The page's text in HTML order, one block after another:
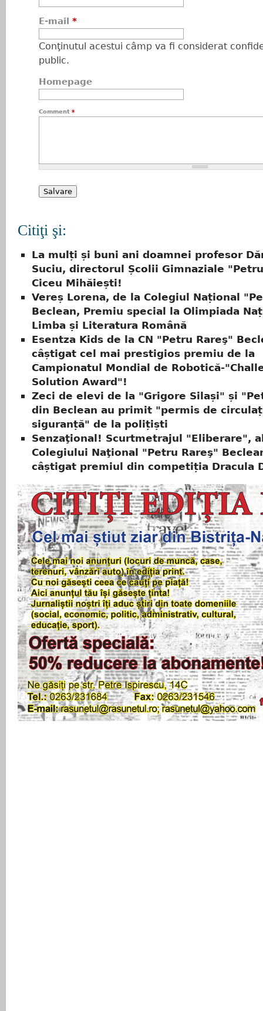
E-mail *
Conţinutul acestui câmp va fi considerat
public.
Homepage
Comment *
Citiţi şi:
La mulți și buni ani doamnei profesor
Suciu, directorul Școlii Gimnaziale
Ciceu Mihăiești!
Vereș Lorena, de la Colegiul Național
Beclean, Premiu special la Olimpiada
Limba și Literatura Română
Esentza Kids de la CN "Petru Rareş"
câștigat cel mai prestigios premiu de la
Campionatul Mondial de Robotică-
Solution Award"!
Zeci de elevi de la "Grigore Silași" și
din Beclean au primit "permis de
siguranță" de la polițiști
Senzaţional! Scurtmetrajul "Eliberare",
Colegiului Naţional "Petru Rareş"
câștigat premiul din competiția Dracula